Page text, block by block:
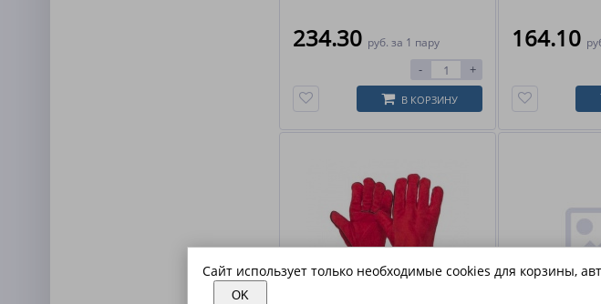
234.30 руб. за 1 пару
- +
В КОРЗИНУ
164.10
Сайт использует только необходимые cookies для корзины,
OK